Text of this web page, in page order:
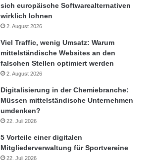
sich europäische Softwarealternativen
wirklich lohnen
2. August 2026
Viel Traffic, wenig Umsatz: Warum
mittelständische Websites an den
falschen Stellen optimiert werden
2. August 2026
Digitalisierung in der Chemiebranche:
Müssen mittelständische Unternehmen
umdenken?
22. Juli 2026
5 Vorteile einer digitalen
Mitgliederverwaltung für Sportvereine
22. Juli 2026